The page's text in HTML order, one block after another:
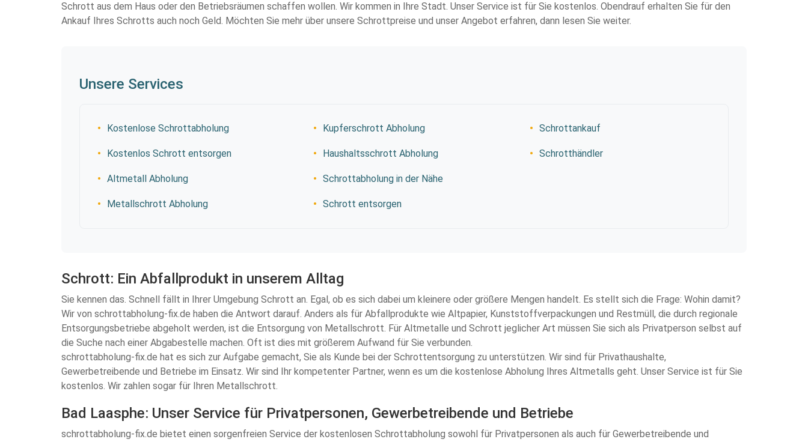
Schrott aus dem Haus oder den Betriebsräumen schaffen wollen. Wir kommen in Ihre Stadt. Unser Service ist für Sie kostenlos. Obendrauf erhalten Sie für den
Ankauf Ihres Schrotts auch noch Geld. Möchten Sie mehr über unsere Schrottpreise und unser Angebot erfahren, dann lesen Sie weiter.
Unsere Services
Kostenlose Schrottabholung
Kostenlos Schrott entsorgen
Altmetall Abholung
Metallschrott Abholung
Kupferschrott Abholung
Haushaltsschrott Abholung
Schrottabholung in der Nähe
Schrott entsorgen
Schrottankauf
Schrotthändler
Schrott: Ein Abfallprodukt in unserem Alltag
Sie kennen das. Schnell fällt in Ihrer Umgebung Schrott an. Egal, ob es sich dabei um kleinere oder größere Mengen handelt. Es stellt sich die Frage: Wohin damit?
Wir von schrottabholung-fix.de haben die Antwort darauf. Anders als für Abfallprodukte wie Altpapier, Kunststoffverpackungen und Restmüll, die durch regionale
Entsorgungsbetriebe abgeholt werden, ist die Entsorgung von Metallschrott. Für Altmetalle und Schrott jeglicher Art müssen Sie sich als Privatperson selbst auf
die Suche nach einer Abgabestelle machen. Oft ist dies mit größerem Aufwand für Sie verbunden.
schrottabholung-fix.de hat es sich zur Aufgabe gemacht, Sie als Kunde bei der Schrottentsorgung zu unterstützen. Wir sind für Privathaushalte,
Gewerbetreibende und Betriebe im Einsatz. Wir sind Ihr kompetenter Partner, wenn es um die kostenlose Abholung Ihres Altmetalls geht. Unser Service ist für Sie
kostenlos. Wir zahlen sogar für Ihren Metallschrott.
Bad Laasphe: Unser Service für Privatpersonen, Gewerbetreibende und Betriebe
schrottabholung-fix.de bietet einen sorgenfreien Service der kostenlosen Schrottabholung sowohl für Privatpersonen als auch für Gewerbetreibende und